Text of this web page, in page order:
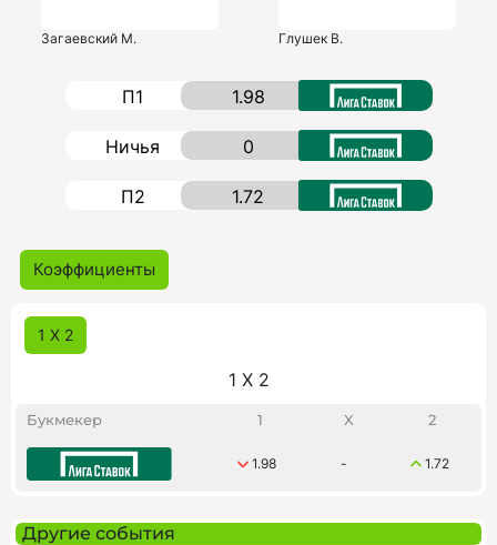
Загаевский М. Глушек В.
П1 1.98
Ничья 0
П2 1.72
Коэффициенты
1 X 2
1 X 2
Букмекер 1 X 2
1.98 - 1.72
Другие события